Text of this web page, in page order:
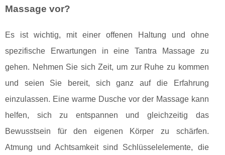
Massage vor?
Es ist wichtig, mit einer offenen Haltung und ohne
spezifische Erwartungen in eine Tantra Massage zu
gehen. Nehmen Sie sich Zeit, um zur Ruhe zu kommen
und seien Sie bereit, sich ganz auf die Erfahrung
einzulassen. Eine warme Dusche vor der Massage kann
helfen, sich zu entspannen und gleichzeitig das
Bewusstsein für den eigenen Körper zu schärfen.
Atmung und Achtsamkeit sind Schlüsselelemente, die